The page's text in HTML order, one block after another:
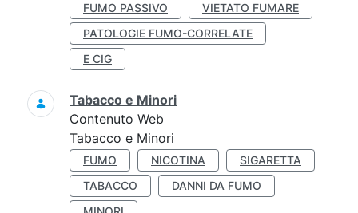
FUMO PASSIVO
VIETATO FUMARE
PATOLOGIE FUMO-CORRELATE
E CIG
Tabacco e Minori
Contenuto Web
Tabacco e Minori
FUMO NICOTINA
SIGARETTA
TABACCO
DANNI DA FUMO